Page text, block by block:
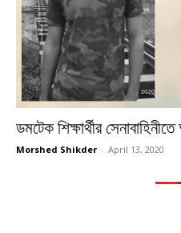
ডমটেক শিক্ষার্থীর
Morshed Shikder - April 13, 2020